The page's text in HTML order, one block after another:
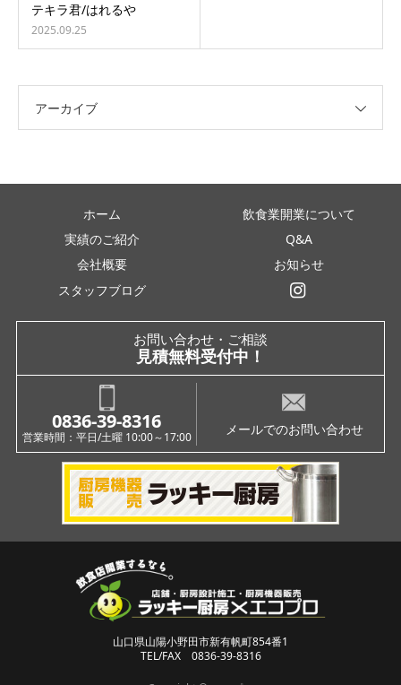
テキラ君/はれるや
2025.09.25
アーカイブ
ホーム
飲食業開業について
実績のご紹介
Q&A
会社概要
お知らせ
スタッフブログ
お問い合わせ・ご相談
見積無料受付中！
0836-39-8316
営業時間：平日/土曜 10:00～17:00 メールでのお問い合わせ
山口県山陽小野田市新有帆町854番1
TEL/FAX 0836-39-8316